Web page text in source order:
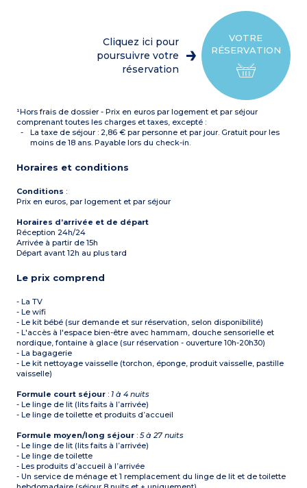
double ou 2 lits simples
Salle de douche (sèche-
cheveux et sèche-
VOTRE
RÉSERVATION
Cliquez ici pour
poursuivre votre
réservation
¹Hors frais de dossier - Prix en euros par logement et par séjour
comprenant toutes les charges et taxes, excepté :
La taxe de séjour : 2,86 € par personne et par jour. Gratuit pour les
moins de 18 ans. Payable lors du check-in.
Horaires et conditions
Conditions :
Prix en euros, par logement et par séjour
Horaires d’arrivée et de départ
Réception 24h/24
Arrivée à partir de 15h
Départ avant 12h au plus tard
Le prix comprend
- La TV
- Le wifi
- Le kit bébé (sur demande et sur réservation, selon disponibilité)
- L'accès à l'espace bien-être avec hammam, douche sensorielle et
nordique, fontaine à glace (sur réservation - ouverture 10h-20h30)
- La bagagerie
- Le kit nettoyage vaisselle (torchon, éponge, produit vaisselle, pastille
vaisselle)
Formule court séjour : 1 à 4 nuits
- Le linge de lit (lits faits à l’arrivée)
- Le linge de toilette et produits d’accueil
Formule moyen/long séjour :5 à 27 nuits
- Le linge de lit (lits faits à l’arrivée)
- Le linge de toilette
- Les produits d’accueil à l’arrivée
- Un service de ménage et 1 remplacement du linge de lit et de toilette